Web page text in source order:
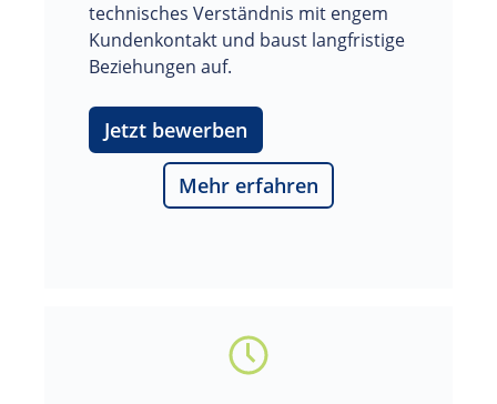
technisches Verständnis mit engem
Kundenkontakt und baust langfristige
Beziehungen auf.
Jetzt bewerben
Mehr erfahren